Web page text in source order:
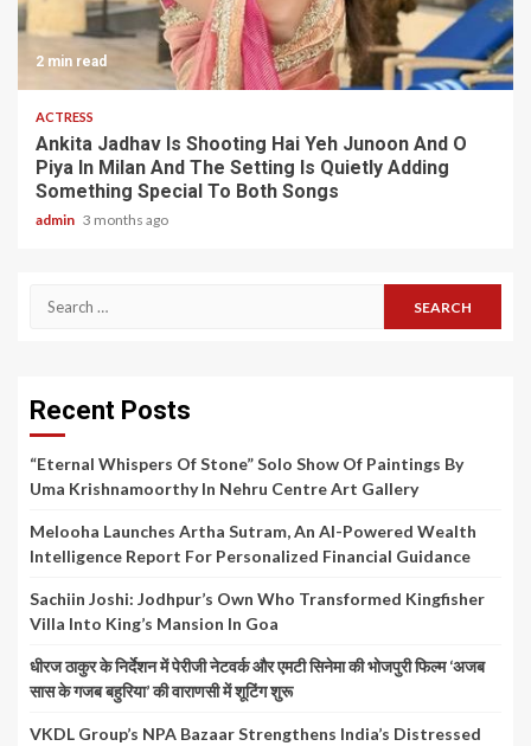
2 min read
ACTRESS
Ankita Jadhav Is Shooting Hai Yeh Junoon And O
Piya In Milan And The Setting Is Quietly Adding
Something Special To Both Songs
admin 3 months ago
Search
Recent Posts
“Eternal Whispers Of Stone” Solo Show Of Paintings By
Uma Krishnamoorthy In Nehru Centre Art Gallery
Melooha Launches Artha Sutram, An AI-Powered Wealth
Intelligence Report For Personalized Financial Guidance
Sachiin Joshi: Jodhpur’s Own Who Transformed Kingfisher
Villa Into King’s Mansion In Goa
धीरज ठाकुर के निर्देशन में पेरीजी नेटवर्क और एमटी सिनेमा की भोजपुरी फिल्म ‘अजब
सास के गजब बहुरिया’ की वाराणसी में शूटिंग शुरू
VKDL Group’s NPA Bazaar Strengthens India’s Distressed